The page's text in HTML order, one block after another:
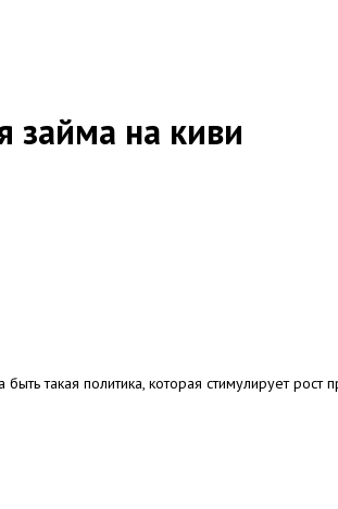
займа на киви
такая политика, которая стимулирует рост